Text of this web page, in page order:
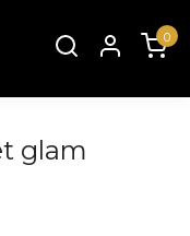
0
glam